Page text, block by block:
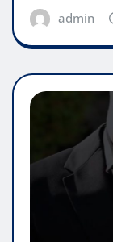
admin